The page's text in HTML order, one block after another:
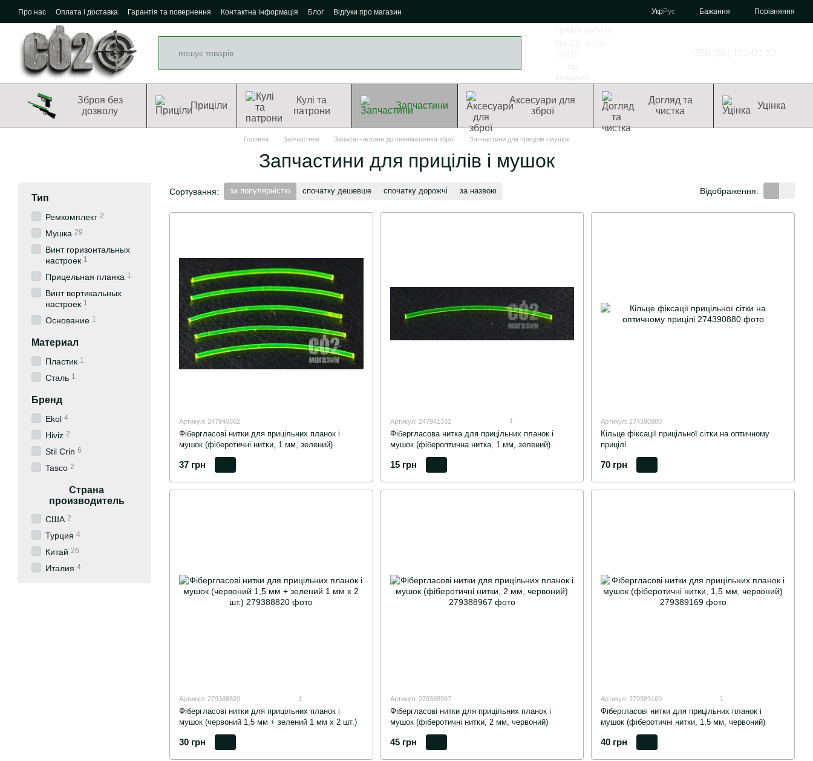
Перейти до основного контенту
Про нас Оплата і доставка Гарантія та повернення Контактна інформація Блог Відгуки про магазин УкрРус Бажання Порівняння
Зброя без
дозволу
Приціли
Кулі та
патрони
Запчастини
Аксесуари для
зброї
Догляд та
чистка
Уцінка
Головна Запчастини Запасні частини до пневматичної зброї Запчастини для прицілів і мушок
Запчастини для прицілів і мушок
Сортування: за популярністю спочатку дешевше спочатку дорожчі за назвою Відображення:
Артикул: 247940802
Фібергласові нитки для прицільних планок і
мушок (фіберотичні нитки, 1 мм, зелений)
37 грн
Артикул: 247941331 1
Фібергласова нитка для прицільних планок і
мушок (фібероптична нитка, 1 мм, зелений)
15 грн
Артикул: 274390880
Кільце фіксації прицільної сітки на оптичному
прицілі
70 грн
Артикул: 279388820 1
Фібергласові нитки для прицільних планок і
мушок (червоний 1,5 мм + зелений 1 мм х 2 шт.)
30 грн
Артикул: 279388967
Фібергласові нитки для прицільних планок і
мушок (фіберотичні нитки, 2 мм, червоний)
45 грн
Артикул: 279389169 1
Фібергласові нитки для прицільних планок і
мушок (фіберотичні нитки, 1,5 мм, червоний)
40 грн
Тип
Ремкомплект 2
Мушка 29
Винт горизонтальных
настроек 1
Прицельная планка 1
Винт вертикальных
настроек 1
Основание 1
Материал
Пластик 1
Сталь 1
Бренд
Ekol 4
Hiviz 2
Stil Crin 6
Tasco 2
Страна
производитель
США 2
Турция 4
Китай 26
Италия 4